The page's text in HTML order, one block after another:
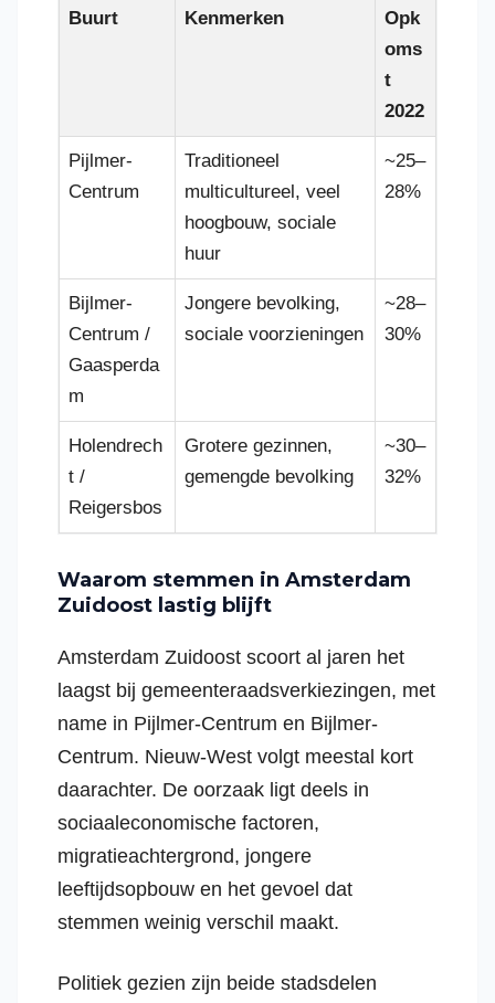
Buurt Kenmerken
Opk
oms
t
2022
Pijlmer-
Centrum
Traditioneel
multicultureel, veel
hoogbouw, sociale
huur
~25–
28%
Bijlmer-
Centrum /
Gaasperda
m
Jongere bevolking,
sociale voorzieningen
~28–
30%
Holendrech
t /
Reigersbos
Grotere gezinnen,
gemengde bevolking
~30–
32%
Waarom stemmen in Amsterdam
Zuidoost lastig blijft
Amsterdam Zuidoost scoort al jaren het
laagst bij gemeenteraadsverkiezingen, met
name in Pijlmer-Centrum en Bijlmer-
Centrum. Nieuw-West volgt meestal kort
daarachter. De oorzaak ligt deels in
sociaaleconomische factoren,
migratieachtergrond, jongere
leeftijdsopbouw en het gevoel dat
stemmen weinig verschil maakt.
Politiek gezien zijn beide stadsdelen